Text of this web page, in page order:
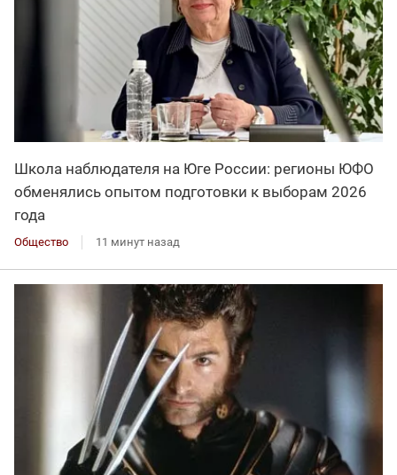
Школа наблюдателя на Юге России: регионы ЮФО
обменялись опытом подготовки к выборам 2026
года
Общество 11 минут назад